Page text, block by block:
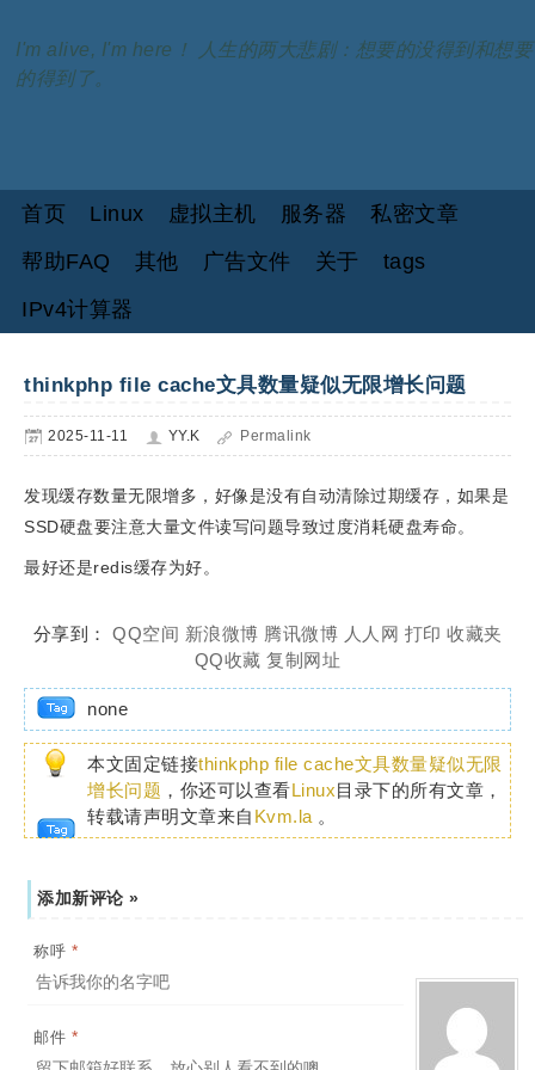
I'm alive, I'm here！ 人生的两大悲剧：想要的没得到和想要
的得到了。
首页 Linux 虚拟主机 服务器
私密文章
帮助FAQ
其他 广告文件 关于
tags
IPv4计算器
thinkphp file cache文具数量疑似无限增长问题
2025-11-11 YY.K Permalink
发现缓存数量无限增多，好像是没有自动清除过期缓存，如果是
SSD硬盘要注意大量文件读写问题导致过度消耗硬盘寿命。
最好还是redis缓存为好。
分享到： QQ空间 新浪微博 腾讯微博 人人网 打印 收藏夹
QQ收藏 复制网址
none
本文固定链接thinkphp file cache文具数量疑似无限
增长问题 ，你还可以查看Linux目录下的所有文章，
转载请声明文章来自 Kvm.la 。
添加新评论 »
称呼 *
邮件 *